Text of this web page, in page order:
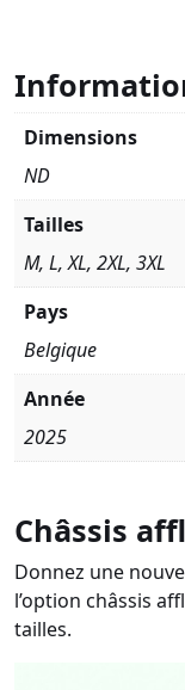
Châssis
Donnez une
l’option châssis
tailles.
Dimensions
ND
Tailles
M, L, XL, 2XL, 3XL
Pays
Belgique
Année
2025